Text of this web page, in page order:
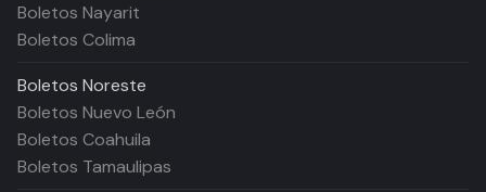
Boletos Nayarit
Boletos Colima
Boletos Noreste
Boletos Nuevo León
Boletos Coahuila
Boletos Tamaulipas